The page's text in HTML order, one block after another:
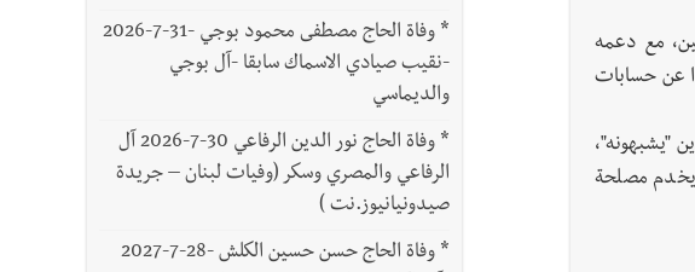
مع دعمه
عن حسابات
"يشبهونه"،
يخدم مصلحة
*
وفاة الحاج مصطفى محمود بوجي -31-7-2026
-نقيب صيادي الاسماك سابقا -آل بوجي
والديماسي
*
وفاة الحاج نور الدين الرفاعي 30-7-2026 آل
الرفاعي والمصري وسكر (وفيات لبنان – جريدة
صيدونيانيوز.نت )
*
وفاة الحاج حسن حسين الكلش -28-7-2027